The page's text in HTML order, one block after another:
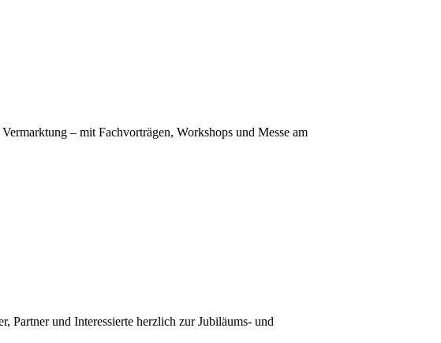
– mit Fachvorträgen, Workshops und Messe am
Partner und Interessierte herzlich zur Jubiläums- und